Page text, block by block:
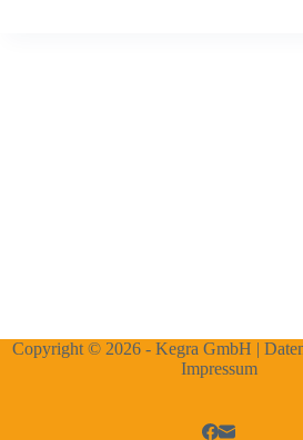
Copyright © 2026 - Kegra GmbH |
Impressum